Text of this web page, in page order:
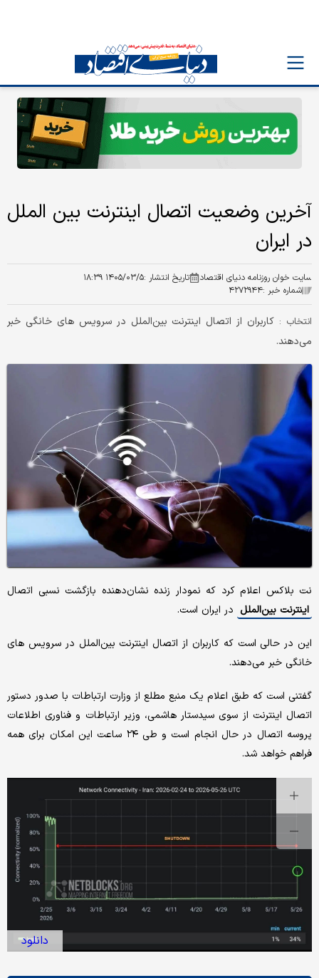
آخرین وضعیت اتصال اینترنت بین الملل
در ایران
سایت خوان روزنامه دنیای اقتصاد تاریخ انتشار :۱۴۰۵/۰۳/۵ ۱۸:۳۹
شماره خبر :۴۲۷۲۹۴۴
انتخاب : کاربران از اتصال اینترنت بین‌الملل در سرویس های خانگی خبر
می‌دهند.
نت بلاکس اعلام کرد که نمودار زنده نشان‌دهنده بازگشت نسبی اتصال
اینترنت بین‌الملل در ایران است.
این در حالی است که کاربران از اتصال اینترنت بین‌الملل در سرویس های
خانگی خبر می‌دهند.
گفتنی است که طبق اعلام یک منبع مطلع از وزارت ارتباطات با صدور دستور
اتصال اینترنت از سوی سیدستار هاشمی، وزیر ارتباطات و فناوری اطلاعات
پروسه اتصال در حال انجام است و طی ۲۴ ساعت این امکان برای همه
فراهم خواهد شد.
دانلود